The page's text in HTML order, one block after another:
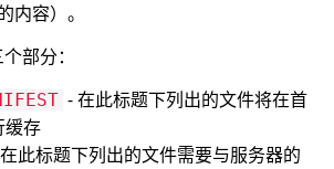
内容）。
部分：
- 在此标题下列出的文件将在首
缓存
此标题下列出的文件需要与服务器的